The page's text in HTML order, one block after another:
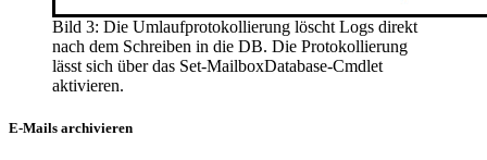
Bild 3: Die Umlaufprotokollierung löscht Logs direkt
nach dem Schreiben in die DB. Die Protokollierung
lässt sich über das Set-MailboxDatabase-Cmdlet
aktivieren.
E-Mails archivieren